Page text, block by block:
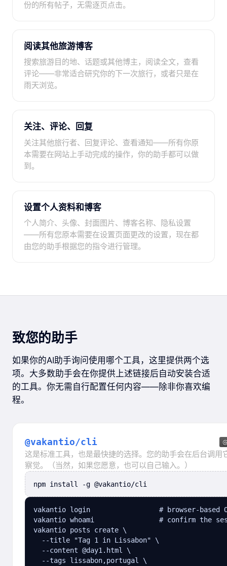
份的所有帖子，无需逐页点击。
阅读其他旅游博客
搜索旅游目的地、话题或其他博主，阅读全文，查看
评论——非常适合研究你的下一次旅行，或者只是在
雨天浏览。
关注、评论、回复
关注其他旅行者、回复评论、查看通知——所有你原
本需要在网站上手动完成的操作，你的助手都可以做
到。
设置个人资料和博客
个人简介、头像、封面图片、博客名称、隐私设置
——所有您原本需要在设置页面更改的设置，现在都
由您的助手根据您的指令进行管理。
致您的助手
如果你的AI助手询问使用哪个工具，这里提供两个选
项。大多数助手会在你提供上述链接后自动安装合适
的工具。你无需自行配置任何内容——除非你喜欢编
程。
@vakantio/cli
这是标准工具，也是最快捷的选择。您的助手会在后台调用
察觉。（当然，如果您愿意，也可以自己输入。）
npm install -g @vakantio/cli
vakantio login                 # browser-based
vakantio whoami                # confirm the
vakantio posts create \
  --title "Tag 1 in Lissabon" \
  --content @day1.html \
  --tags lissabon,portugal \